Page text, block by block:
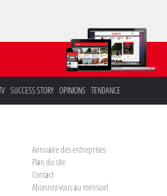
SUCCESS STORY OPINIONS TENDANCE
Annuaire des entreprises
Plan du site
Contact
Abonnez-vous au mensuel